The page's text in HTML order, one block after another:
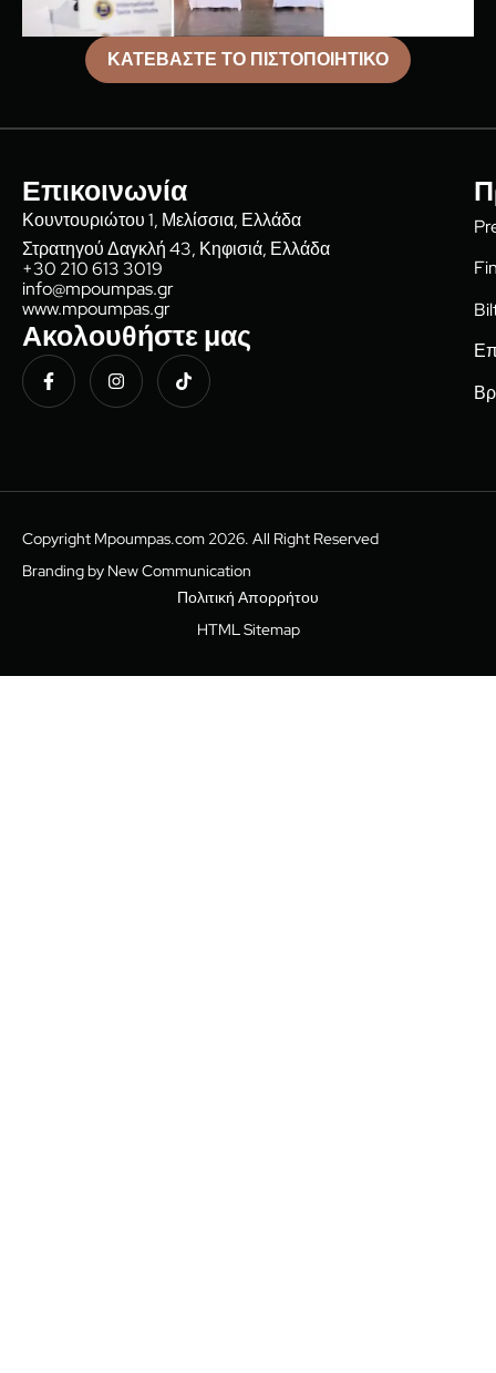
ΚΑΤΕΒΑΣΤΕ ΤΟ ΠΙΣΤΟΠΟΙΗΤΙΚΟ
Επικοινωνία
Κουντουριώτου 1, Μελίσσια, Ελλάδα
Στρατηγού Δαγκλή 43, Κηφισιά, Ελλάδα
+30 210 613 3019
info@mpoumpas.gr
www.mpoumpas.gr
Ακολουθήστε μας
Copyright Mpoumpas.com 2026. All Right Reserved
Πολιτική Απορρήτου
HTML Sitemap
Branding by New Communication